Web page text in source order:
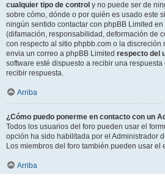
cualquier tipo de control y no puede ser de
sobre cómo, dónde o por quién es usado este
ningún sentido contactar con phpBB Limited
(difamación, responsabilidad, deformación de
con respecto al sitio phpbb.com o la discreción
envia un correo a phpBB Limited respecto del
software esté dispuesto a recibir una
recibir respuesta.
Arriba
¿Cómo puedo ponerme en contacto con un
Todos los usuarios del foro pueden usar el
opción ha sido habilitada por el Administrador
Los miembros del foro también pueden usar el
Arriba